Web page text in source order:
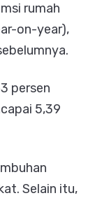
rumah
on-year),
persen
5,39
Selain itu,